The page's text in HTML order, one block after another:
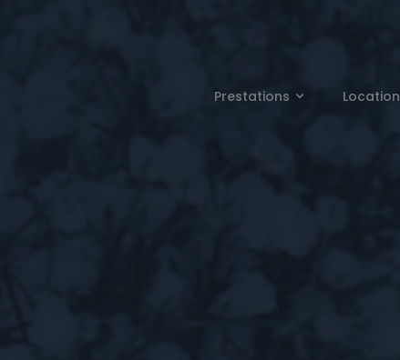
Prestations Location